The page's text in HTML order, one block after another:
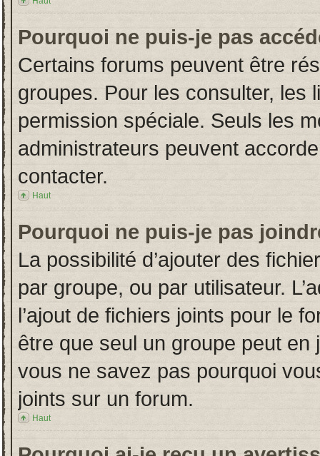
Pourquoi ne puis-je pas
Certains forums peuvent être
groupes. Pour les consulter, les
permission spéciale. Seuls les
administrateurs peuvent
contacter.
Haut
Pourquoi ne puis-je pas
La possibilité d’ajouter des
par groupe, ou par utilisateur.
l’ajout de fichiers joints pour le
être que seul un groupe peut en
vous ne savez pas pourquoi
joints sur un forum.
Haut